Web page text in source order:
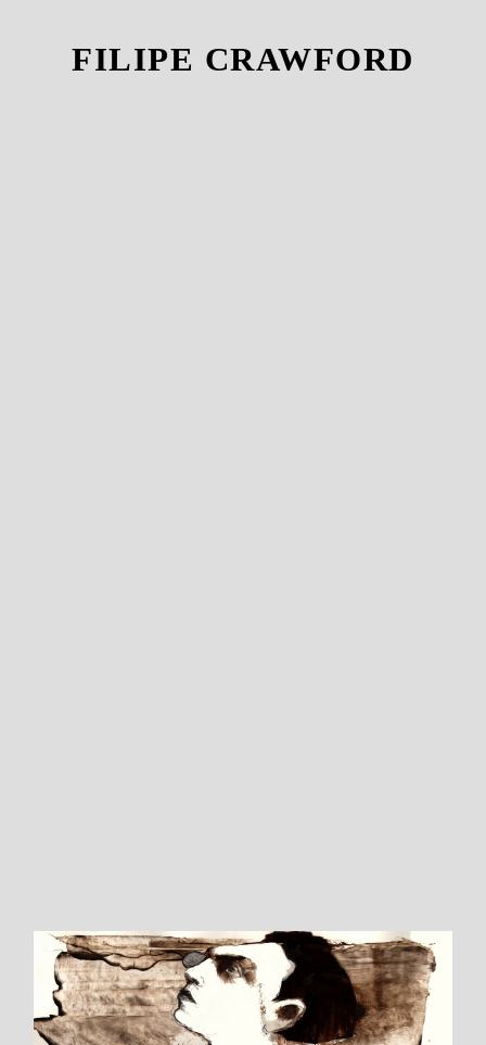
FILIPE CRAWFORD